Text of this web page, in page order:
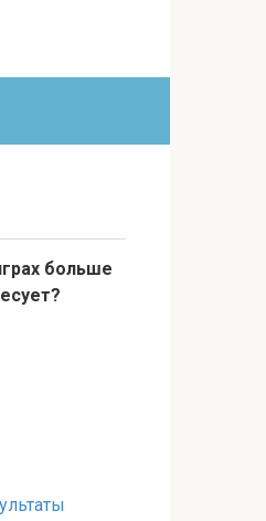
больше